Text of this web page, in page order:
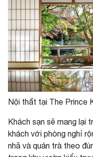
Nội thất tại The Prince
Khách sạn sẽ mang lại
khách với phòng nghỉ
nhã và quán trà theo